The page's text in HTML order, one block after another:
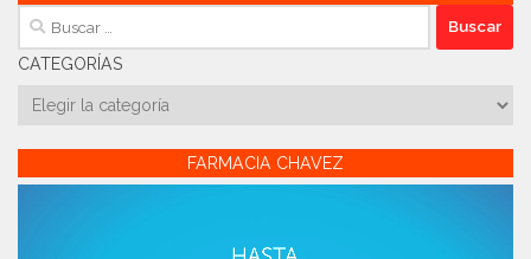
Buscar:
CATEGORÍAS
Categorías
FARMACIA CHAVEZ